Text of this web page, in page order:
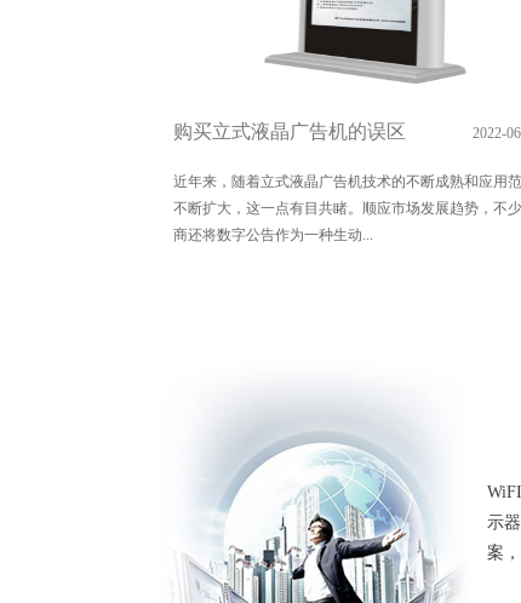
单机版功能： 1、支持流媒体播放,支持
1080P高清播放； 2、支持语言：中文、英文、
55寸户外液晶立式/落地式触控
广告机(网络版)
产品信息 商品名称：55寸壁挂式网络版圆
购买立式液晶广告机的误区 2022-
近年来，随着立式液晶广告机技术的不断成熟和应用
不断扩大，这一点有目共睹。顺应市场发展趋势，不
商还将数字公告作为一种生动...
示
案